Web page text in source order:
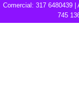
Comercial: 317 6480439
745